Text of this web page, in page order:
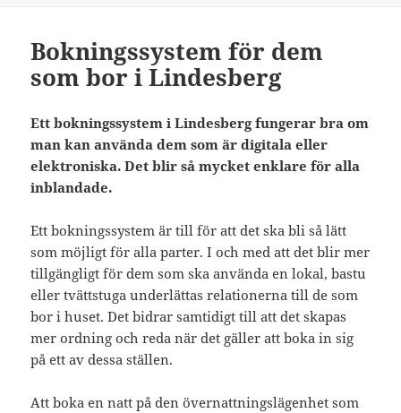
Bokningssystem för dem
som bor i Lindesberg
Ett bokningssystem i Lindesberg fungerar bra om
man kan använda dem som är digitala eller
elektroniska. Det blir så mycket enklare för alla
inblandade.
Ett bokningssystem är till för att det ska bli så lätt
som möjligt för alla parter. I och med att det blir mer
tillgängligt för dem som ska använda en lokal, bastu
eller tvättstuga underlättas relationerna till de som
bor i huset. Det bidrar samtidigt till att det skapas
mer ordning och reda när det gäller att boka in sig
på ett av dessa ställen.
Att boka en natt på den övernattningslägenhet som